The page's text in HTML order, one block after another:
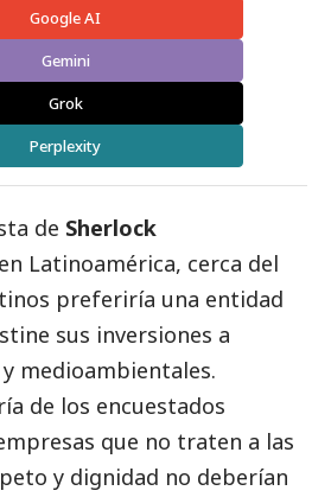
Google AI
Gemini
Grok
Perplexity
de Sherlock
en Latinoamérica, cerca del
preferiría una entidad
sus inversiones a
medioambientales.
de los encuestados
que no traten a las
y dignidad no deberían